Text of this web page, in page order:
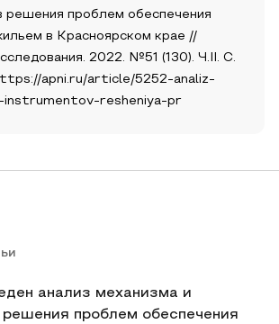
решения проблем обеспечения
в Красноярском крае //
2022. №51 (130). Ч.II. С.
apni.ru/article/5252-analiz-
instrumentov-resheniya-pr
анализ механизма и
проблем обеспечения